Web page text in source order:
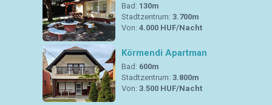
Bad: 130m
Stadtzentrum: 3.700m
Von: 4.000 HUF/Nacht
Körmendi Apartman
Bad: 600m
Stadtzentrum: 3.800m
Von: 3.500 HUF/Nacht